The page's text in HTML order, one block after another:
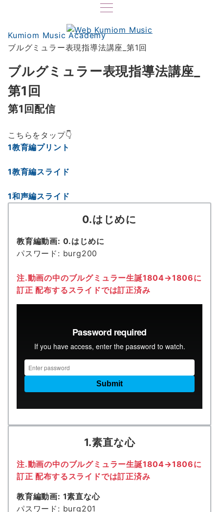
Kumiom Music Academy
ブルグミュラー表現指導法講座_第1回
ブルグミュラー表現指導法講座_
第1回
第1回配信
こちらをタップ👇
1教育編プリント
1教育編スライド
1和声編スライド
0.はじめに
教育編動画: 0.はじめに
パスワード: burg200
注.動画の中のブルグミュラー生誕1804→1806に
訂正 配布するスライドでは訂正済み
1.素直な心
注.動画の中のブルグミュラー生誕1804→1806に
訂正 配布するスライドでは訂正済み
教育編動画: 1素直な心
パスワード: burg201